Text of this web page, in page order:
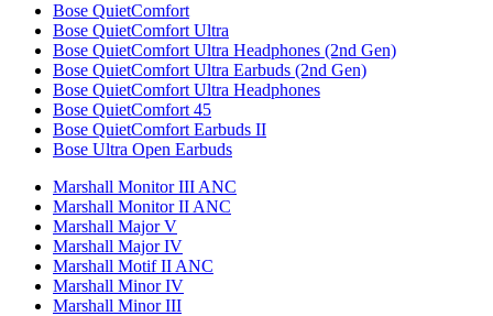
Bose QuietComfort
Bose QuietComfort Ultra
Bose QuietComfort Ultra Headphones (2nd Gen)
Bose QuietComfort Ultra Earbuds (2nd Gen)
Bose QuietComfort Ultra Headphones
Bose QuietComfort 45
Bose QuietComfort Earbuds II
Bose Ultra Open Earbuds
Marshall Monitor III ANC
Marshall Monitor II ANC
Marshall Major V
Marshall Major IV
Marshall Motif II ANC
Marshall Minor IV
Marshall Minor III